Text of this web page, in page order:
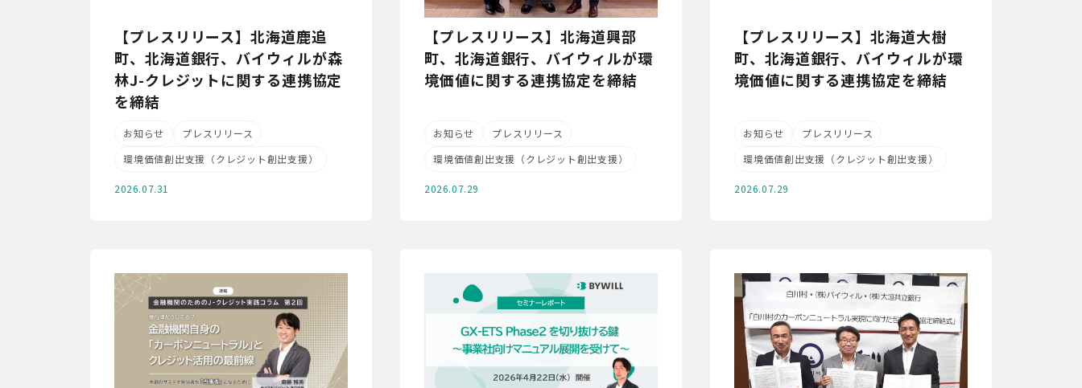
【プレスリリース】北海道鹿追
町、北海道銀行、バイウィルが森
林J-クレジットに関する連携協定
を締結
お知らせ
プレスリリース
環境価値創出支援（クレジット創出支援）
2026.07.31
【プレスリリース】北海道興部
町、北海道銀行、バイウィルが環
境価値に関する連携協定を締結
お知らせ
プレスリリース
環境価値創出支援（クレジット創出支援）
2026.07.29
【プレスリリース】北海道大樹
町、北海道銀行、バイウィルが環
境価値に関する連携協定を締結
お知らせ
プレスリリース
環境価値創出支援（クレジット創出支援）
2026.07.29